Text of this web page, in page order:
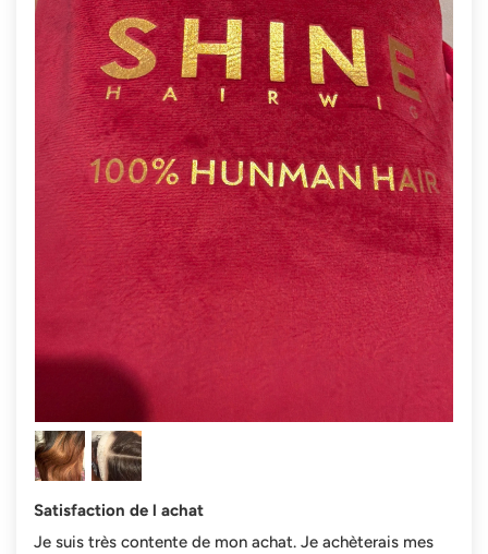
Satisfaction de l achat
Je suis très contente de mon achat. Je achèterais mes